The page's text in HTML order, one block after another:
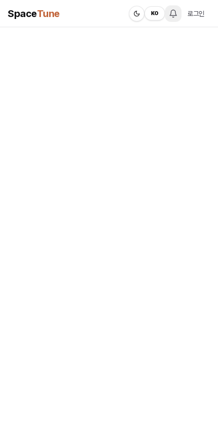
SpaceTune KO 로그인